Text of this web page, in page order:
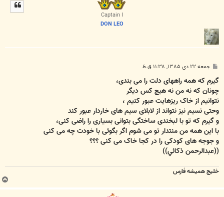
Captain I
DON LEO
پ
ت
جمعه ۲۲ دی ۱۳۸۵, ۱۱:۳۸ ق.ظ
گیرم که همه راههای دلت را می بندی،
چونان که نه من نه هیچ کس دیگر
نتوانیم از خاک ریزهایت عبور کنیم ،
وحتی نسیم نیز نتواند از لابلای سیم های خاردار عبور کند
و گیرم که تو با لبخندی ساختگی بتوانی بسیاری را راضی کنی،
با این همه من منتدار تو می شوم اگر بگوئی با خودت چه می کنی
و جوجه های کودکی را در کجا خاک می کنی ؟؟؟
((عبدالرحمن ذکائي))
خليج هميشه فارس
ب
ا